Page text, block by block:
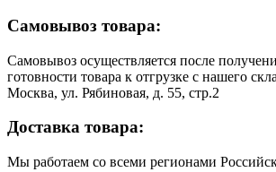
Самовывоз товара:
Самовывоз осуществляется после
готовности товара к отгрузке с нашего
Москва, ул. Рябиновая, д. 55, стр.2
Доставка товара:
Мы работаем со всеми регионами